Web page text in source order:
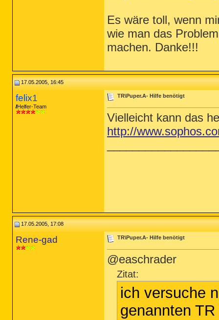
Es wäre toll, wenn
wie man das
machen. Danke!!!
17.05.2005, 16:45
felix1
Helfer-Team
TR\Puper.A- Hilfe benötigt
Vielleicht kann das
http://
17.05.2005, 17:08
Rene-gad TR\Puper.A- Hilfe benötigt
@easchrader
Zitat:
ich versuche
genannten